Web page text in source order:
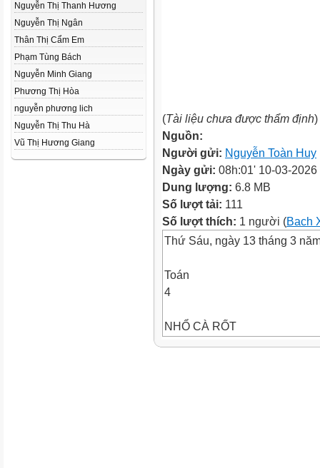
Nguyễn Thị Thanh Hương
Nguyễn Thị Ngân
Thân Thị Cẩm Em
Phạm Tùng Bách
Nguyễn Minh Giang
Phương Thị Hòa
nguyễn phương lich
Nguyễn Thị Thu Hà
Vũ Thị Hương Giang
(Tài liệu chưa được thẩm định)
Nguồn:
Người gửi: Nguyễn Toàn Huy
Ngày gửi: 08h:01' 10-03-2026
Dung lượng: 6.8 MB
Số lượt tải: 111
Số lượt thích: 1 người (Bach
Thứ Sáu, ngày 13 tháng 3
Toán
4
NHỔ CÀ RỐT